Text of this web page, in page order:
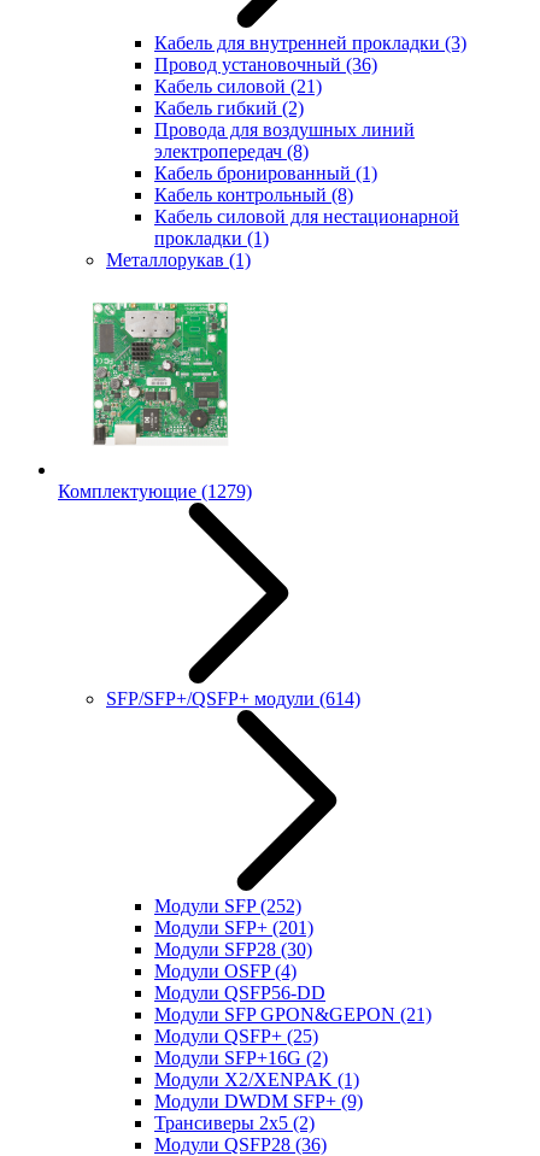
Кабель для внутренней прокладки (3)
Провод установочный (36)
Кабель силовой (21)
Кабель гибкий (2)
Провода для воздушных линий
электропередач (8)
Кабель бронированный (1)
Кабель контрольный (8)
Кабель силовой для нестационарной
прокладки (1)
Металлорукав (1)
Комплектующие (1279)
SFP/SFP+/QSFP+ модули (614)
Модули SFP(252)
Модули SFP+ (201)
Модули SFP28 (30)
Модули OSFP(4)
Модули QSFP56-DD
Модули SFP GPON&GEPON (21)
Модули QSFP+ (25)
Модули SFP+16G (2)
Модули X2/XENPAK (1)
Модули DWDM SFP+ (9)
Трансиверы 2x5 (2)
Модули QSFP28 (36)